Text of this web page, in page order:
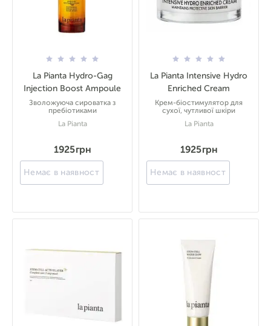
La Pianta Hydro-Gag
Injection Boost Ampoule
Зволожуюча сироватка з
пребіотиками
La Pianta
1925 грн
Немає в наявності
La Pianta Intensive Hydro
Enriched Cream
Крем-біостимулятор для
сухої, чутливої шкіри
La Pianta
1925 грн
Немає в наявності